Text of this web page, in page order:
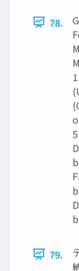
78.
79.